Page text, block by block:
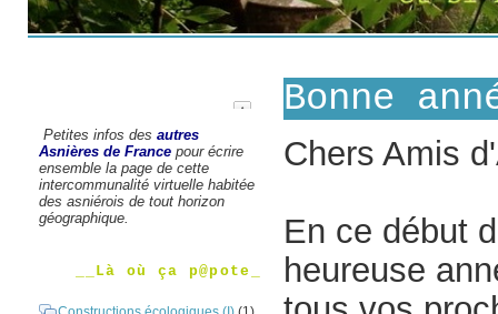
Petites infos des autres
Asnières de France pour écrire
ensemble la page de cette
intercommunalité virtuelle habitée
des asniérois de tout horizon
géographique.
__Là où ça p@pote_
Bonne
Chers Amis
En ce début
heureuse